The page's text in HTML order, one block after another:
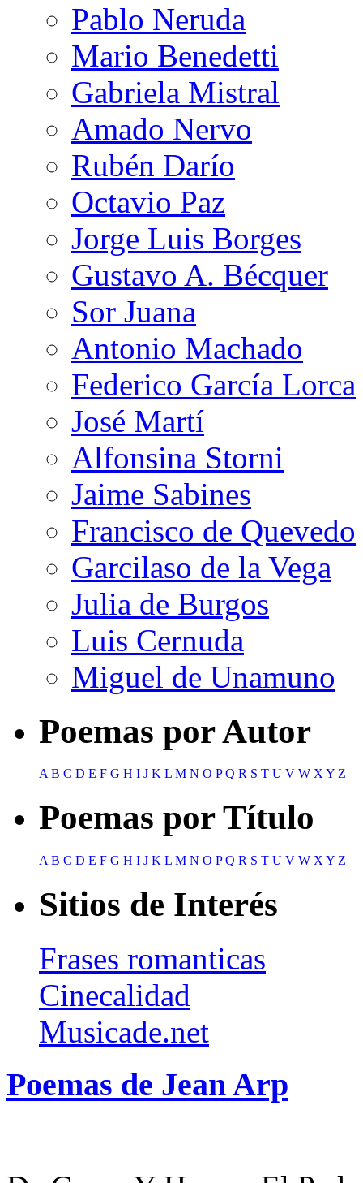
Pablo Neruda
Mario Benedetti
Gabriela Mistral
Amado Nervo
Rubén Darío
Octavio Paz
Jorge Luis Borges
Gustavo A. Bécquer
Sor Juana
Antonio Machado
Federico García Lorca
José Martí
Alfonsina Storni
Jaime Sabines
Francisco de Quevedo
Garcilaso de la Vega
Julia de Burgos
Luis Cernuda
Miguel de Unamuno
Poemas por Autor
AB C D E F G H I J K L M N O PQ R S T U V W XY Z
Poemas por Título
A B C D E F G H I J K L M N O PQ R S T U V W X Y Z
Sitios de Interés
Frases romanticas
Cinecalidad
Musicade.net
Poemas de Jean Arp